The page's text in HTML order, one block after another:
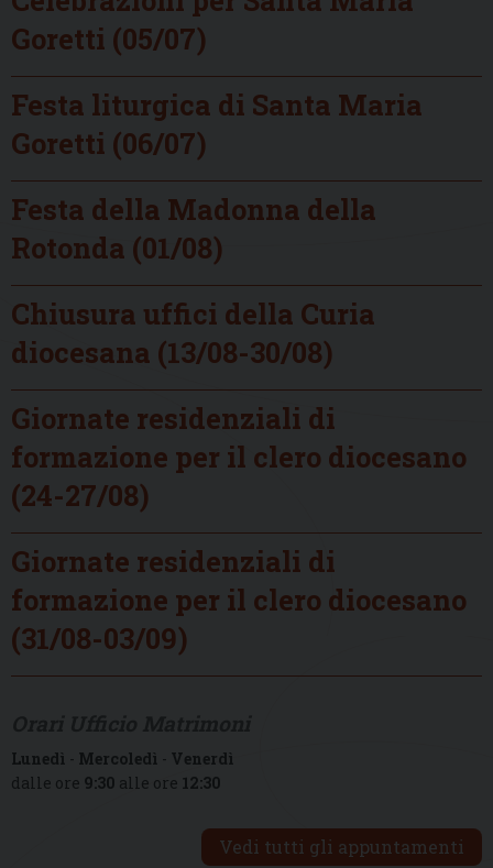
Goretti (05/07)
Festa liturgica di Santa Maria
Goretti (06/07)
Festa della Madonna della
Rotonda (01/08)
Chiusura uffici della Curia
diocesana (13/08-30/08)
Giornate residenziali di
formazione per il clero diocesano
(24-27/08)
Giornate residenziali di
formazione per il clero diocesano
(31/08-03/09)
Lunedì - Mercoledì - Venerdì
dalle ore 9:30 alle ore 12:30
Vedi tutti gli appuntamenti